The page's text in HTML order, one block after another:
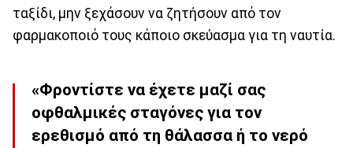
ταξίδι, μην ξεχάσουν να ζητήσουν από τον
φαρμακοποιό τους κάποιο σκεύασμα για τη ναυτία.
«Φροντίστε να έχετε μαζί σας
οφθαλμικές σταγόνες για τον
ερεθισμό από τη θάλασσα ή το νερό